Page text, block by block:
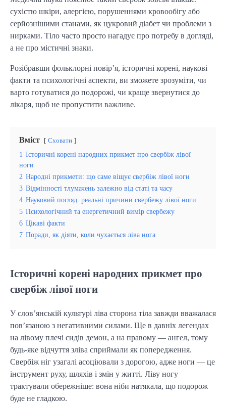
сухістю шкіри, алергією, порушеннями кровообігу або
серйознішими станами, як цукровий діабет чи проблеми з
нирками. Тіло часто просто нагадує про потребу в догляді,
а не про містичні знаки.
Розібравши фольклорні повір’я, історичні корені, наукові
факти та психологічні аспекти, ви зможете зрозуміти, чи
варто готуватися до подорожі, чи краще звернутися до
лікаря, щоб не пропустити важливе.
Вміст Сховати
1 Історичні корені народних прикмет про свербіж лівої
ноги
2 Народні прикмети: що саме віщує свербіж лівої ноги
3 Відмінності тлумачень залежно від статі та часу
4 Науковий погляд: реальні причини свербежу лівої ноги
5 Психологічний та енергетичний вимір свербежу
6 Цікаві факти
7 Поради, як діяти, коли чухається ліва нога
Історичні корені народних прикмет про
свербіж лівої ноги
У слов’янській культурі ліва сторона тіла завжди вважалася
пов’язаною з негативними силами. Ще в давніх легендах
на лівому плечі сидів демон, а на правому — ангел, тому
будь-яке відчуття зліва сприймали як попередження.
Свербіж ніг узагалі асоціювали з дорогою, адже ноги — це
інструмент руху, шляхів і змін у житті. Ліву ногу
трактували обережніше: вона ніби натякала, що подорож
буде не гладкою.